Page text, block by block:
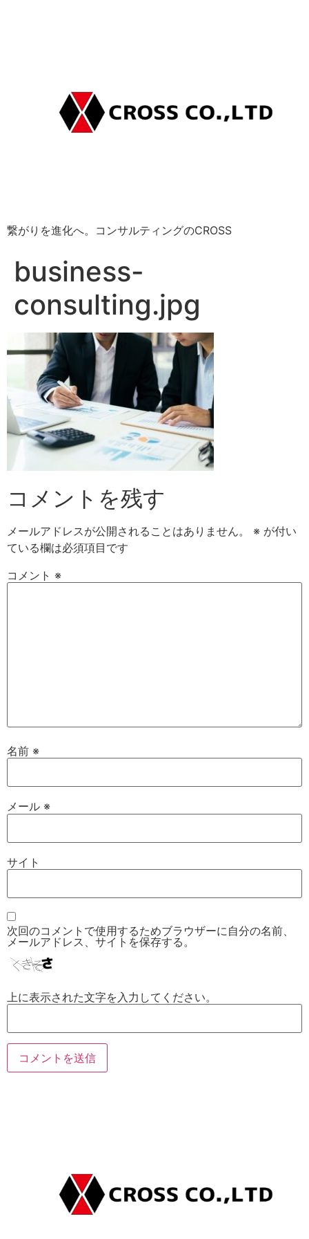
繋がりを進化へ。コンサルティングのCROSS
business-
consulting.jpg
コメントを残す
メールアドレスが公開されることはありません。 ※ が付い
ている欄は必須項目です
コメント ※
名前 ※
メール ※
サイト
次回のコメントで使用するためブラウザーに自分の名前、
メールアドレス、サイトを保存する。
上に表示された文字を入力してください。